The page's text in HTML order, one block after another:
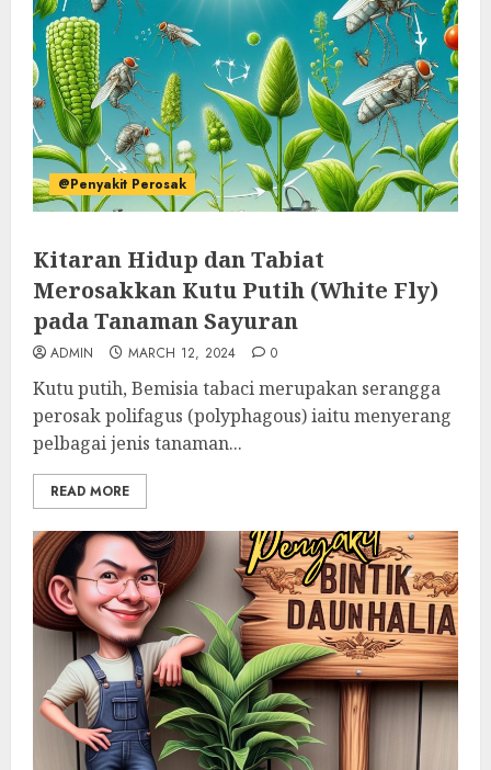
@Penyakit Perosak
Kitaran Hidup dan Tabiat
Merosakkan Kutu Putih (White Fly)
pada Tanaman Sayuran
ADMIN MARCH 12, 2024 0
Kutu putih, Bemisia tabaci merupakan serangga
perosak polifagus (polyphagous) iaitu menyerang
pelbagai jenis tanaman...
READ MORE